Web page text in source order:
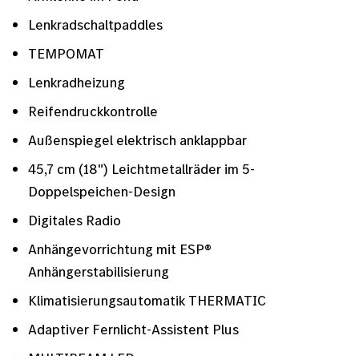
Lenkradschaltpaddles
TEMPOMAT
Lenkradheizung
Reifendruckkontrolle
Außenspiegel elektrisch anklappbar
45,7 cm (18") Leichtmetallräder im 5-
Doppelspeichen-Design
Digitales Radio
Anhängevorrichtung mit ESP®
Anhängerstabilisierung
Klimatisierungsautomatik THERMATIC
Adaptiver Fernlicht-Assistent Plus